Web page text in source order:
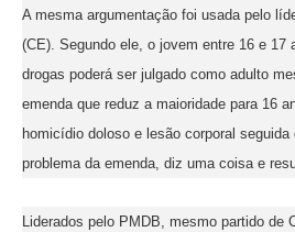
A mesma argumentação foi usada pelo
(CE). Segundo ele, o jovem entre 16 e 17
drogas poderá ser julgado como adulto
emenda que reduz a maioridade para 16
homicídio doloso e lesão corporal seguida
problema da emenda, diz uma coisa e
Liderados pelo PMDB, mesmo partido de